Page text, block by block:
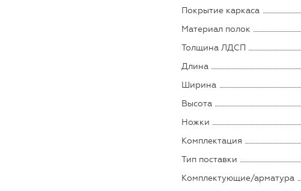
Покрытие каркаса
Материал полок
Толщина ЛДСП
Длина
Ширина
Высота
Ножки
Комплектация
Тип поставки
Комплектующие/арматура